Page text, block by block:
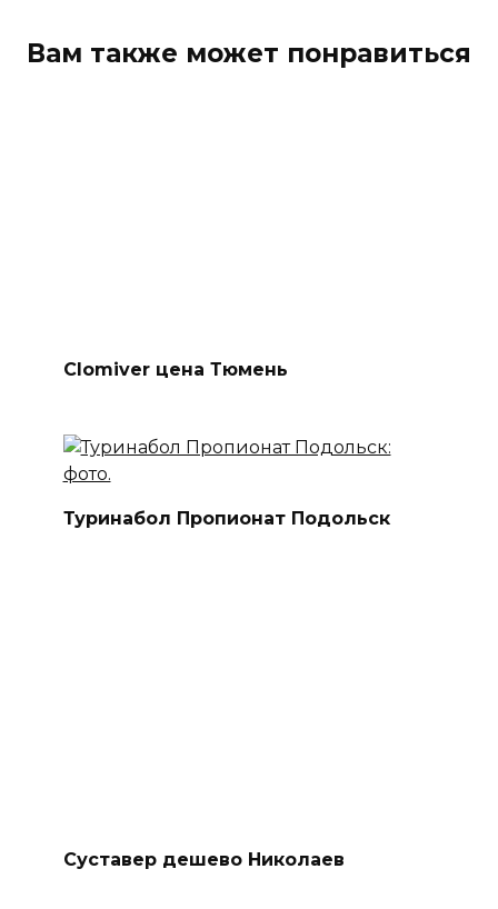
Вам также может понравиться
Clomiver цена Тюмень
Туринабол Пропионат Подольск
Суставер дешево Николаев